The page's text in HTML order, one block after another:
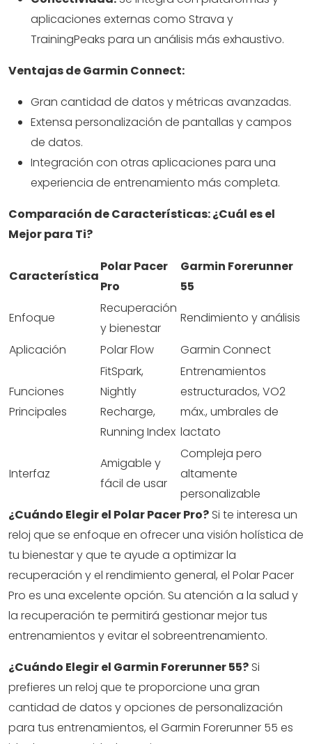
aplicaciones externas como Strava y
TrainingPeaks para un análisis más exhaustivo.
Ventajas de Garmin Connect:
Gran cantidad de datos y métricas avanzadas.
Extensa personalización de pantallas y campos
de datos.
Integración con otras aplicaciones para una
experiencia de entrenamiento más completa.
Comparación de Características: ¿Cuál es el
Mejor para Ti?
Característica
Polar Pacer
Pro
Garmin Forerunner
55
Enfoque
Recuperación
y bienestar
Rendimiento y análisis
Aplicación
Polar Flow Garmin Connect
Funciones
Principales
FitSpark,
Nightly
Recharge,
Running Index
Entrenamientos
estructurados, VO2
máx., umbrales de
lactato
Interfaz
Amigable y
fácil de usar
Compleja pero
altamente
personalizable
¿Cuándo Elegir el Polar Pacer Pro? Si te interesa un
reloj que se enfoque en ofrecer una visión holística de
tu bienestar y que te ayude a optimizar la
recuperación y el rendimiento general, el Polar Pacer
Pro es una excelente opción. Su atención a la salud y
la recuperación te permitirá gestionar mejor tus
entrenamientos y evitar el sobreentrenamiento.
¿Cuándo Elegir el Garmin Forerunner 55? Si
prefieres un reloj que te proporcione una gran
cantidad de datos y opciones de personalización
para tus entrenamientos, el Garmin Forerunner 55 es